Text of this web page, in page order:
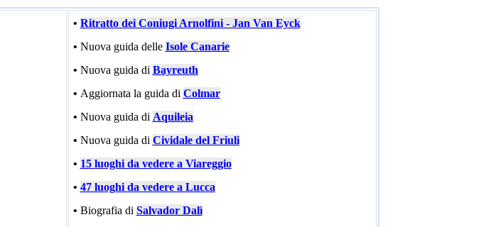
• Ritratto dei Coniugi Arnolfini - Jan Van Eyck
• Nuova guida delle Isole Canarie
• Nuova guida di Bayreuth
• Aggiornata la guida di Colmar
• Nuova guida di Aquileia
• Nuova guida di Cividale del Friuli
• 15 luoghi da vedere a Viareggio
• 47 luoghi da vedere a Lucca
• Biografia di Salvador Dalì